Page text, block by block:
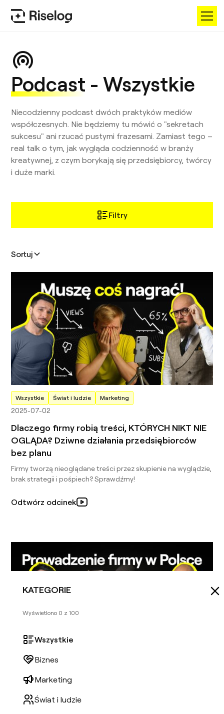
Podcast - Wszystkie
Niecodzienny podcast dwóch praktyków mediów
współczesnych. Nie będziemy tu mówić o "sekretach
sukcesu" ani rzucać pustymi frazesami. Zamiast tego –
real talk o tym, jak wygląda codzienność w branży
kreatywnej, z czym borykają się przedsiębiorcy, twórcy
i duże marki.
KATEGORIE
Wyświetlono 0 z 100
Wszystkie
Biznes
Marketing
Świat i ludzie
Filtry
Sortuj
Wszystkie Świat i ludzie Marketing
2025-07-02
Dlaczego firmy robią treści, KTÓRYCH NIKT NIE
OGLĄDA? Dziwne działania przedsiębiorców
bez planu
Firmy tworzą nieoglądane treści przez skupienie na wyglądzie,
brak strategii i pośpiech? Sprawdźmy!
Odtwórz odcinek
2025-06-25
Jak naprawdę wygląda WŁASNA DZIAŁALNOŚĆ?